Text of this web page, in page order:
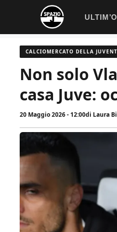
contenuto
CALCIOMERCATO DELLA
Non solo
casa Juve:
20 Maggio 2026 - 12:00di Laura